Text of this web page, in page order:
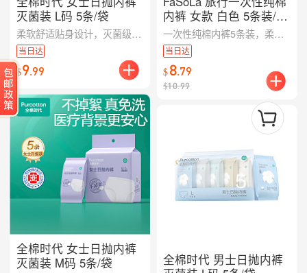
灭菌装 L码 5条/袋
柔软舒适贴身设计，灭菌级别安全守护，出差旅行必备单品
当日达
$9.99
全棉时代 女士日抛内裤
灭菌装 M码 5条/袋
内裤 女款 白色 5条装/三
个规格可选
一次性纯棉内裤5条装，柔软透气适合旅行更卫生
当日达
$8.79
$10.99
全棉时代 男士日抛内裤